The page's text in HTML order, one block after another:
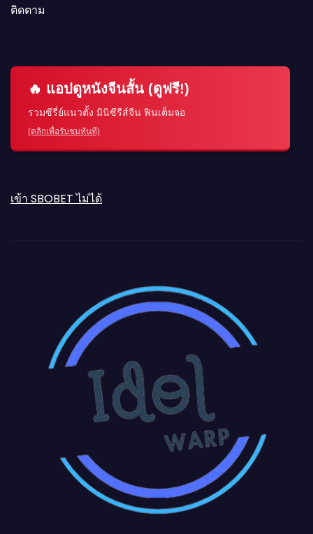
ติดตาม
🔥 แอปดูหนังจีนสั้น (ดูฟรี!)
รวมซีรี่ย์แนวตั้ง มินิซีรีส์จีน ฟินเต็มจอ
(คลิกเพื่อรับชมทันที)
เข้า SBOBET ไม่ได้